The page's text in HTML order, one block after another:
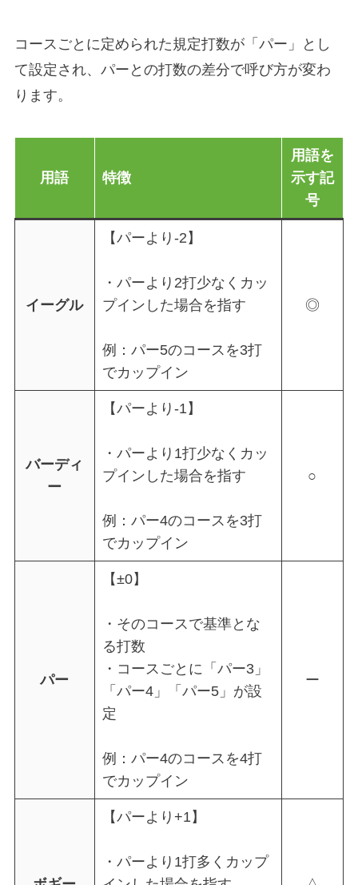
コースごとに定められた規定打数が「パー」とし
て設定され、パーとの打数の差分で呼び方が変わ
ります。
用語 特徴
用語を
示す記
号
イーグル
【パーより-2】
・パーより2打少なくカッ
プインした場合を指す
例：パー5のコースを3打
でカップイン
◎
バーディ
ー
【パーより-1】
・パーより1打少なくカッ
プインした場合を指す
例：パー4のコースを3打
でカップイン
○
パー
【±0】
・そのコースで基準とな
る打数
・コースごとに「パー3」
「パー4」「パー5」が設
定
例：パー4のコースを4打
でカップイン
ー
【パーより+1】
・パーより1打多くカップ